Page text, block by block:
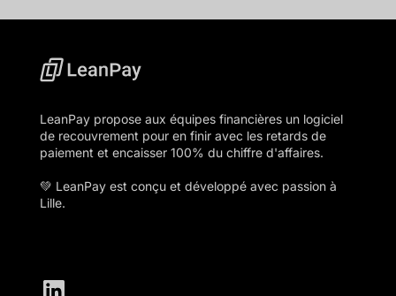
LeanPay propose aux équipes financières un logiciel
de recouvrement pour en finir avec les retards de
paiement et encaisser 100% du chiffre d'affaires.
💚 LeanPay est conçu et développé avec passion à
Lille.